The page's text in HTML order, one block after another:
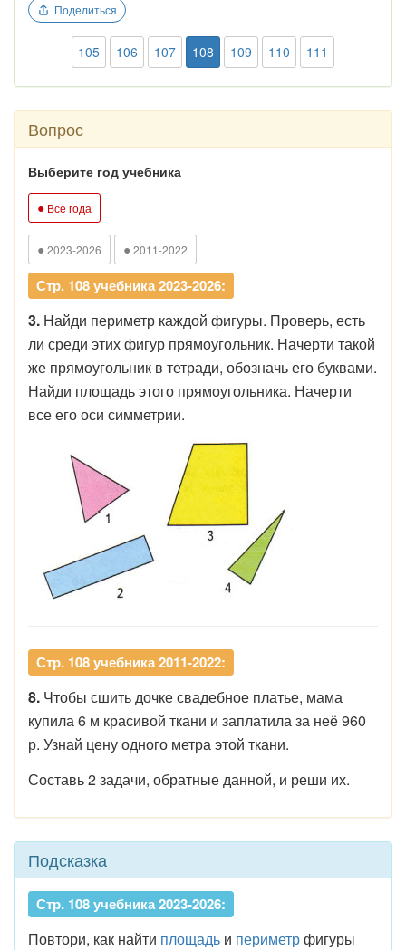
Поделиться
105 106 107 108 109 110 111
Вопрос
Выберите год учебника
● Все года
● 2023-2026 ● 2011-2022
Стр. 108 учебника 2023-2026:
3. Найди периметр каждой фигуры. Проверь, есть
ли среди этих фигур прямоугольник. Начерти такой
же прямоугольник в тетради, обозначь его буквами.
Найди площадь этого прямоугольника. Начерти
все его оси симметрии.
Стр. 108 учебника 2011-2022:
8. Чтобы сшить дочке свадебное платье, мама
купила 6 м красивой ткани и заплатила за неё 960
р. Узнай цену одного метра этой ткани.
Составь 2 задачи, обратные данной, и реши их.
Подсказка
Стр. 108 учебника 2023-2026:
Повтори, как найти площадь и периметрфигуры